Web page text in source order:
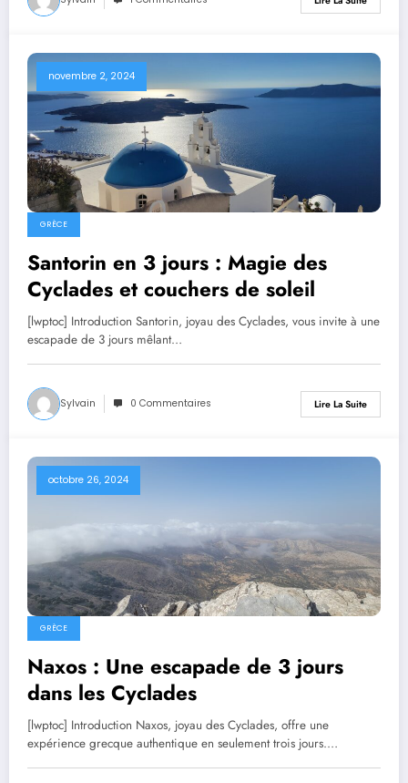
novembre 2, 2024
GRÈCE
Santorin en 3 jours : Magie des
Cyclades et couchers de soleil
[lwptoc] Introduction Santorin, joyau des Cyclades, vous invite à une
escapade de 3 jours mêlant…
Sylvain 0 Commentaires Lire La Suite
octobre 26, 2024
GRÈCE
Naxos : Une escapade de 3 jours
dans les Cyclades
[lwptoc] Introduction Naxos, joyau des Cyclades, offre une
expérience grecque authentique en seulement trois jours.…